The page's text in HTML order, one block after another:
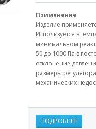
Применение
Изделие
Используется в
минимальном
50 до 1000 Па в
отклонение
размеры
механических
ПОДРОБНЕЕ